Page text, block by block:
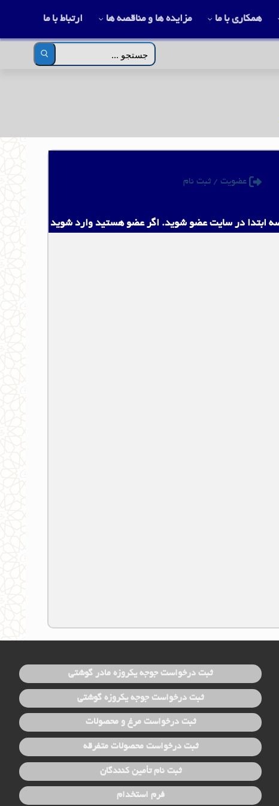
همکاری با ما مزایده ها و مناقصه ها ارتباط با ما
جستجو
برای:
عضویت / ثبت نام
ابتدا در سایت عضو شوید. اگر عضو هستید وارد شوید
ثبت درخواست جوجه یکروزه مادر گوشتی
ثبت درخواست جوجه یکروزه گوشتی
ثبت درخواست مرغ و محصولات
ثبت درخواست محصولات متفرقه
ثبت نام تأمین کنندگان
فرم استخدام